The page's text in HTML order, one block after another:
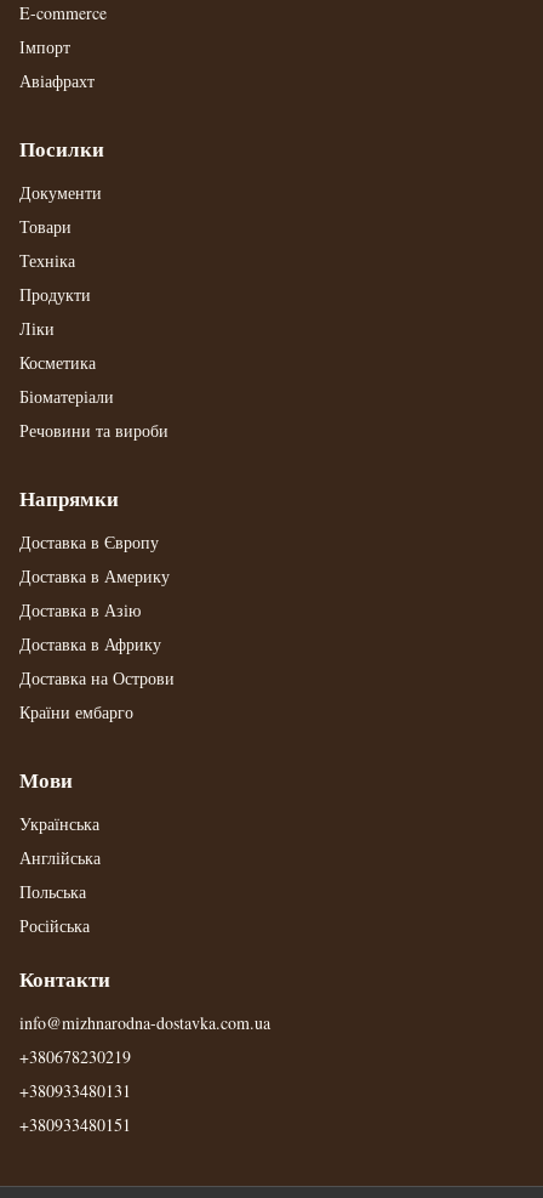
E-commerce
Імпорт
Авіафрахт
Посилки
Документи
Товари
Техніка
Продукти
Ліки
Косметика
Біоматеріали
Речовини та вироби
Напрямки
Доставка в Європу
Доставка в Америку
Доставка в Азію
Доставка в Африку
Доставка на Острови
Країни ембарго
Мови
Українська
Англійська
Польська
Російська
Контакти
info@mizhnarodna-dostavka.com.ua
+380678230219
+380933480131
+380933480151